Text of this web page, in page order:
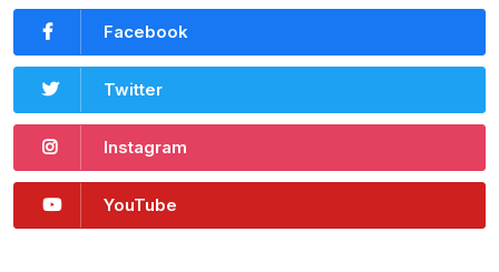
Facebook
Twitter
Instagram
YouTube